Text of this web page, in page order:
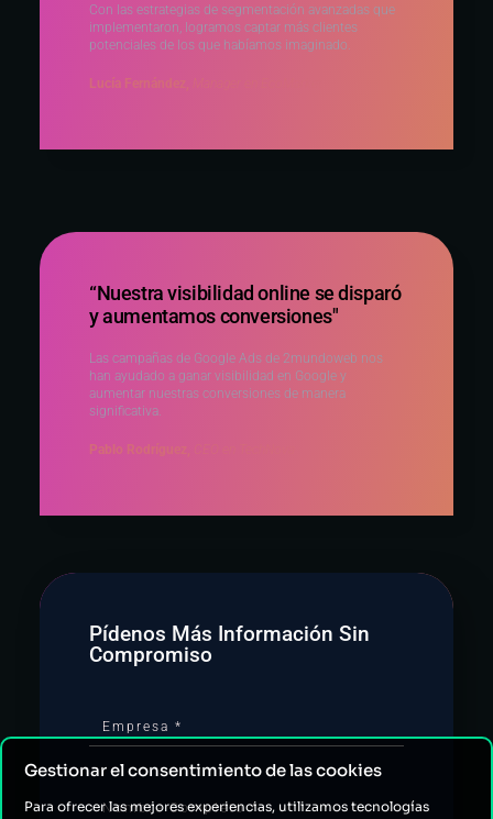
Gestionar el consentimiento de las cookies
Para ofrecer las mejores experiencias, utilizamos tecnologías
Con las estrategias de segmentación avanzadas que
implementaron, logramos captar más clientes
potenciales de los que habíamos imaginado.
Lucía Fernández,
“Nuestra visibilidad online se disparó
y aumentamos conversiones"
Las campañas de Google Ads de 2mundoweb nos
han ayudado a ganar visibilidad en Google y
aumentar nuestras conversiones de manera
significativa.
Pablo Rodríguez,
Pídenos Más Información Sin
Compromiso